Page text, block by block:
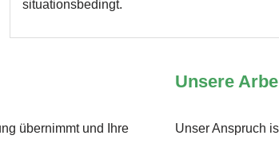
situationsbedingt.
übernimmt und Ihre
Unsere
Unser Anspruch